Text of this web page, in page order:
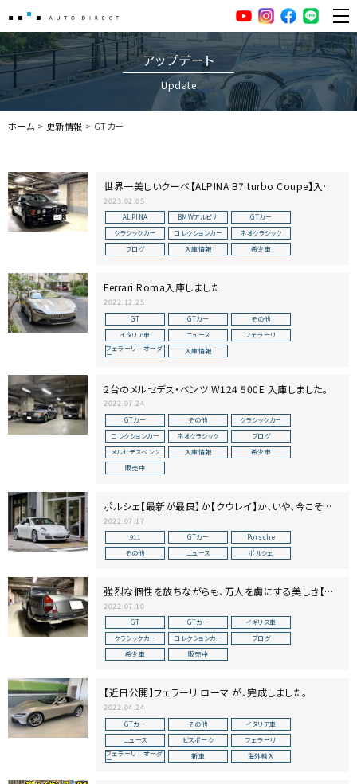
AUTO DIRECT YouTubeInstagramfacebook
LINE
アップデート
Update
ホーム 更新情報 GTカー
世界一美しいクーペ【ALPINA B7 turbo Coupe】入庫
しました
2023.02.05
ALPINA BMWアルピナ
GTカー
クラシックカー
コレクションカー
ネオクラシック
ブログ
入庫情報 希少車
Ferrari Roma入庫しました
2022.12.25
GT GTカー
その他
イタリア車
ニュース
フェラーリ
フェラーリ オーダ
ー 入庫情報
2台のメルセデス・ベンツ W124 500E 入庫しました。
2022.07.24
GTカー その他
クラシックカー
コレクションカー
ネオクラシック
ブログ
メルセデスベンツ
入庫情報
希少車
販売中
ポルシェ【最新が最良】か【クウレイ】か、いや、今こそ
【997】か
2022.07.17
911 GTカー
Porsche
その他
ニュース ポルシェ
強烈な個性を放ちながらも、万人を虜にする美しさ【ラ
ンチアフラミニアGT】
2022.07.10
GT GTカー
イギリス車
クラシックカー
コレクションカー
ブログ
希少車
販売中
【近日公開】フェラーリ ローマ が、完成しました。
2022.04.24
GTカー その他
イタリア車
ニュース
ビスポーク
フェラーリ
フェラーリ オーダ
ー 新車 海外輸入